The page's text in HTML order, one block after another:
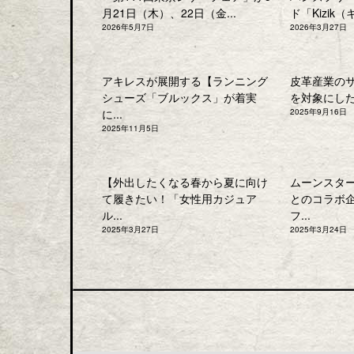
月21日（木）、22日（金...
2026年5月7日
ド「Kizik（
2026年3月27日
アキレスが展開する【ランニング
シューズ「ブルックス」が着実
に...
2025年11月5日
皮革産業の
を対象にし
2025年9月16日
【外出したくなる春から夏に向け
て履きたい！「女性用カジュア
ル...
2025年3月27日
ムーンスタ
とのコラボ
フ...
2025年3月24日